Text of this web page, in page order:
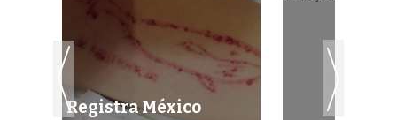
Registra México